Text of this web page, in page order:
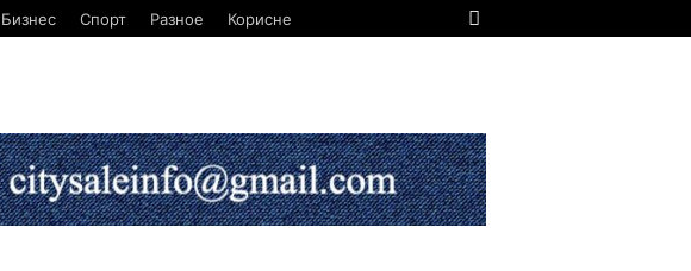
Бизнес Спорт Разное Корисне